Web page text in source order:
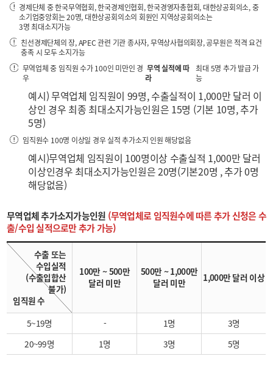
경제단체 중 한국무역협회, 한국경제인협회, 한국경영자총협회, 대한상공회의소, 중
소기업중앙회는 20명, 대한상공회의소의 회원인 지역상공회의소는
3명 최대소지가능
친선경제단체의 장, APEC 관련 기관 종사자, 무역상사협의회장, 공무원은 적격 요건
충족 시 모두 소지가능
무역업체 중 임직원 수가 100인 미만인 경
우
무역 실적에 따
라
최대 5명 추가 발급 가
능
예시) 무역업체 임직원이 99명, 수출실적이 1,000만 달러 이
상인 경우 최종 최대소지가능인원은 15명 (기본 10명, 추가
5명)
임직원수 100명 이상일 경우 실적 추가소지 인원 해당없음
예시)무역업체 임직원이 100명이상 수출실적 1,000만 달러
이상인경우 최대소지가능인원은 20명(기본20명 , 추가 0명
해당없음)
무역업체 추가소지가능인원 (무역업체로 임직원수에 따른 추가 신청은 수
출/수입 실적으로만 추가 가능)
수출 또는
수입실적
(수출입합산
불가)
임직원 수
100만 ~ 500만
달러 미만
500만 ~ 1,000만
달러 미만
1,000만 달러 이상
5~19명 - 1명
3명
20~99명
1명 3명 5명